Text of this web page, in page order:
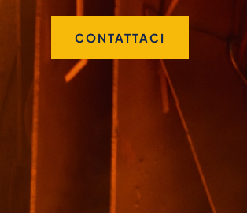
CONTATTACI